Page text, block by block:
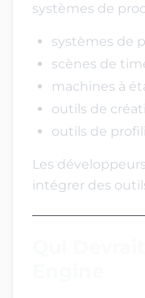
systèmes de
systèmes de
scènes de
machines à
outils de
outils de
Les
intégrer des